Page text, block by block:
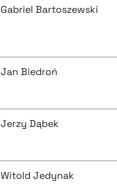
Gabriel Bartoszewski
Jan Biedroń
Jerzy Dąbek
Witold Jedynak